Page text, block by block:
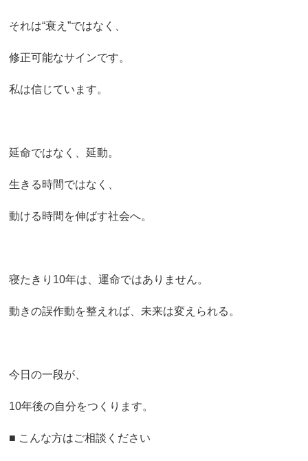
それは“衰え”ではなく、
修正可能なサインです。
私は信じています。
延命ではなく、延動。
生きる時間ではなく、
動ける時間を伸ばす社会へ。
寝たきり10年は、運命ではありません。
動きの誤作動を整えれば、未来は変えられる。
今日の一段が、
10年後の自分をつくります。
■ こんな方はご相談ください